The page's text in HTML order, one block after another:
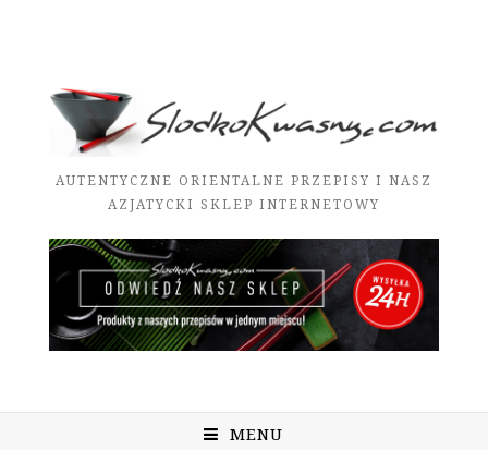
AUTENTYCZNE ORIENTALNE PRZEPISY I NASZ
AZJATYCKI SKLEP INTERNETOWY
MENU